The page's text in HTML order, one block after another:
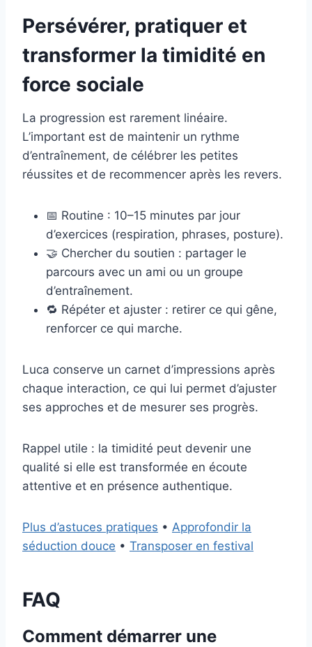
Persévérer, pratiquer et
transformer la timidité en
force sociale
La progression est rarement linéaire.
L’important est de maintenir un rythme
d’entraînement, de célébrer les petites
réussites et de recommencer après les revers.
📅 Routine : 10–15 minutes par jour
d’exercices (respiration, phrases, posture).
🤝 Chercher du soutien : partager le
parcours avec un ami ou un groupe
d’entraînement.
🔁 Répéter et ajuster : retirer ce qui gêne,
renforcer ce qui marche.
Luca conserve un carnet d’impressions après
chaque interaction, ce qui lui permet d’ajuster
ses approches et de mesurer ses progrès.
Rappel utile : la timidité peut devenir une
qualité si elle est transformée en écoute
attentive et en présence authentique.
Plus d’astuces pratiques • Approfondir la
séduction douce • Transposer en festival
FAQ
Comment démarrer une